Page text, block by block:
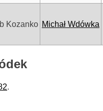
Kozanko Michał Wdówka
.